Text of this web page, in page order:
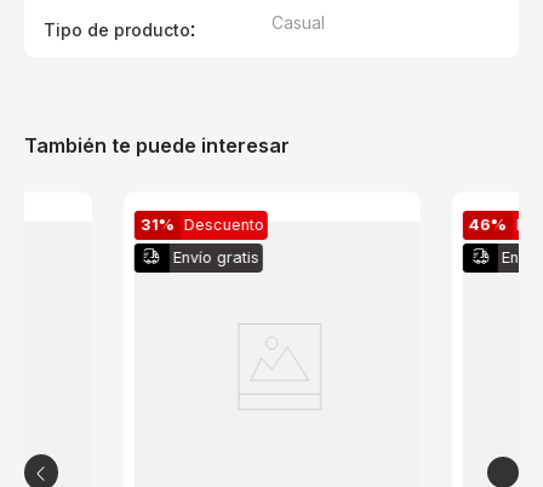
Tipo de producto: Casual
También te puede interesar
31% Descuento
Envío gratis
46%